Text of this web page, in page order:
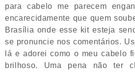
para cabelo me parecem
encarecidamente que quem
Brasília onde esse kit esteja
se pronuncie nos comentários.
lá e adorei como o meu cabelo
brilhoso. Uma pena não ter